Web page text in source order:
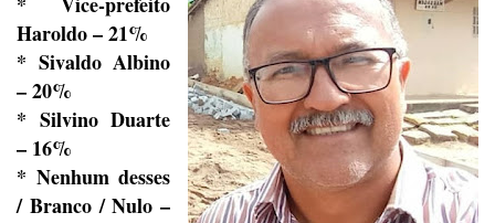
Haroldo – 21%
* Sivaldo Albino
– 20%
* Silvino Duarte
– 16%
* Nenhum desses
/ Branco / Nulo –